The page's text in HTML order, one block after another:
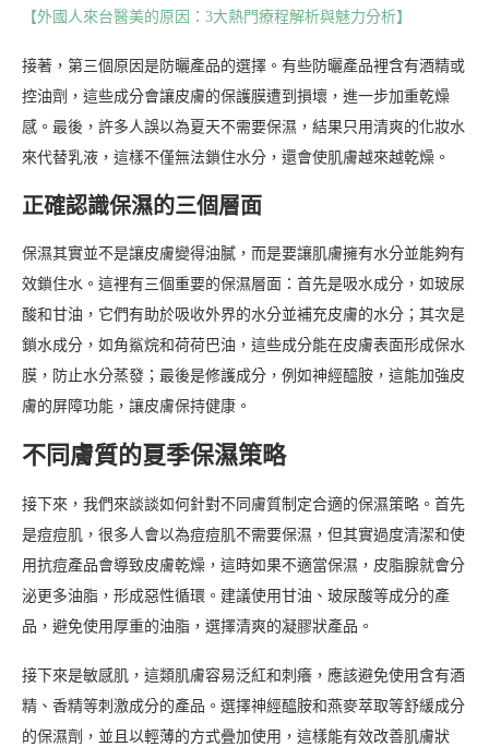
【外國人來台醫美的原因：3大熱門療程解析與魅力分析】
接著，第三個原因是防曬產品的選擇。有些防曬產品裡含有酒精或
控油劑，這些成分會讓皮膚的保護膜遭到損壞，進一步加重乾燥
感。最後，許多人誤以為夏天不需要保濕，結果只用清爽的化妝水
來代替乳液，這樣不僅無法鎖住水分，還會使肌膚越來越乾燥。
正確認識保濕的三個層面
保濕其實並不是讓皮膚變得油膩，而是要讓肌膚擁有水分並能夠有
效鎖住水。這裡有三個重要的保濕層面：首先是吸水成分，如玻尿
酸和甘油，它們有助於吸收外界的水分並補充皮膚的水分；其次是
鎖水成分，如角鯊烷和荷荷巴油，這些成分能在皮膚表面形成保水
膜，防止水分蒸發；最後是修護成分，例如神經醯胺，這能加強皮
膚的屏障功能，讓皮膚保持健康。
不同膚質的夏季保濕策略
接下來，我們來談談如何針對不同膚質制定合適的保濕策略。首先
是痘痘肌，很多人會以為痘痘肌不需要保濕，但其實過度清潔和使
用抗痘產品會導致皮膚乾燥，這時如果不適當保濕，皮脂腺就會分
泌更多油脂，形成惡性循環。建議使用甘油、玻尿酸等成分的產
品，避免使用厚重的油脂，選擇清爽的凝膠狀產品。
接下來是敏感肌，這類肌膚容易泛紅和刺癢，應該避免使用含有酒
精、香精等刺激成分的產品。選擇神經醯胺和燕麥萃取等舒緩成分
的保濕劑，並且以輕薄的方式疊加使用，這樣能有效改善肌膚狀